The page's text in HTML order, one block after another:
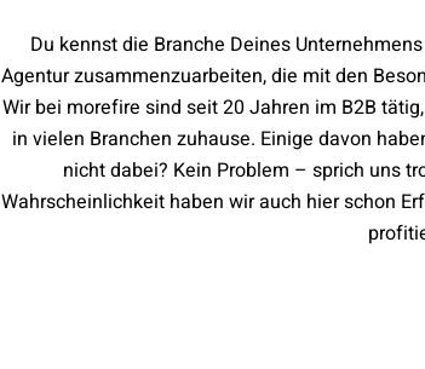
Du kennst die Branche Deines
Agentur zusammenzuarbeiten, die mit den
Wir bei morefire sind seit 20 Jahren im B2B
in vielen Branchen zuhause. Einige davon
nicht dabei? Kein Problem – sprich uns
Wahrscheinlichkeit haben wir auch hier schon